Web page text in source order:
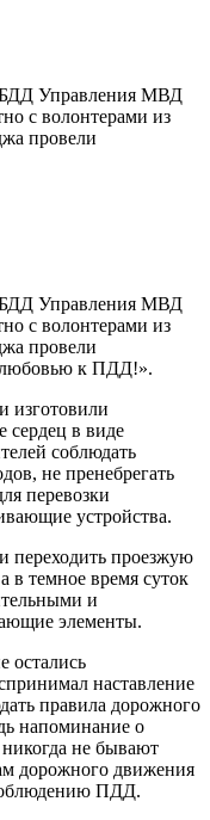
Управления МВД
с волонтерами из
провели
Управления МВД
с волонтерами из
провели
к ПДД!».
изготовили
сердец в виде
соблюдать
не пренебрегать
перевозки
устройства.
переходить проезжую
в темное время суток
и
элементы.
остались
наставление
правила дорожного
напоминание о
не бывают
дорожного движения
ПДД.